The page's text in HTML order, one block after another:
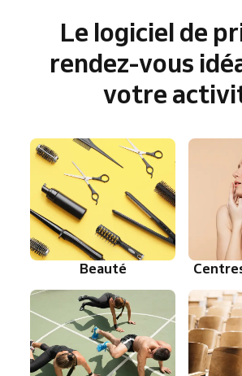
Le logiciel de
rendez-vous
votre
Beauté